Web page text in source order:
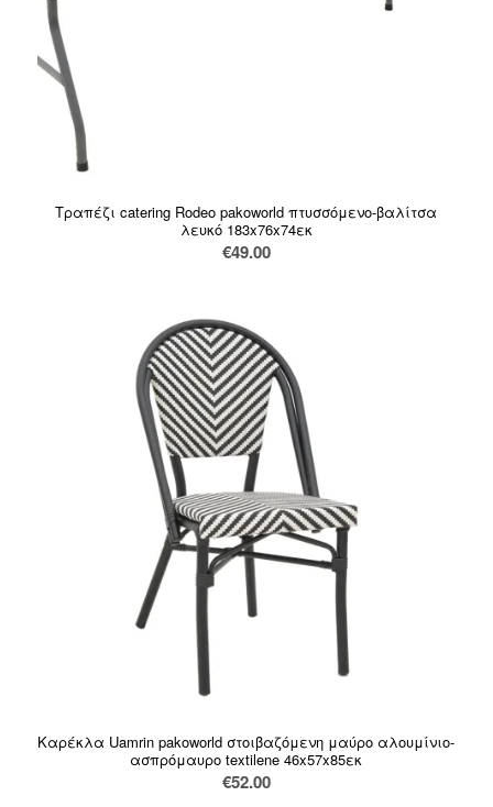
Τραπέζι catering Rodeo pakoworld πτυσσόμενο-βαλίτσα
λευκό 183x76x74εκ
€49.00
Καρέκλα Uamrin pakoworld στοιβαζόμενη μαύρο αλουμίνιο-
ασπρόμαυρο textilene 46x57x85εκ
€52.00